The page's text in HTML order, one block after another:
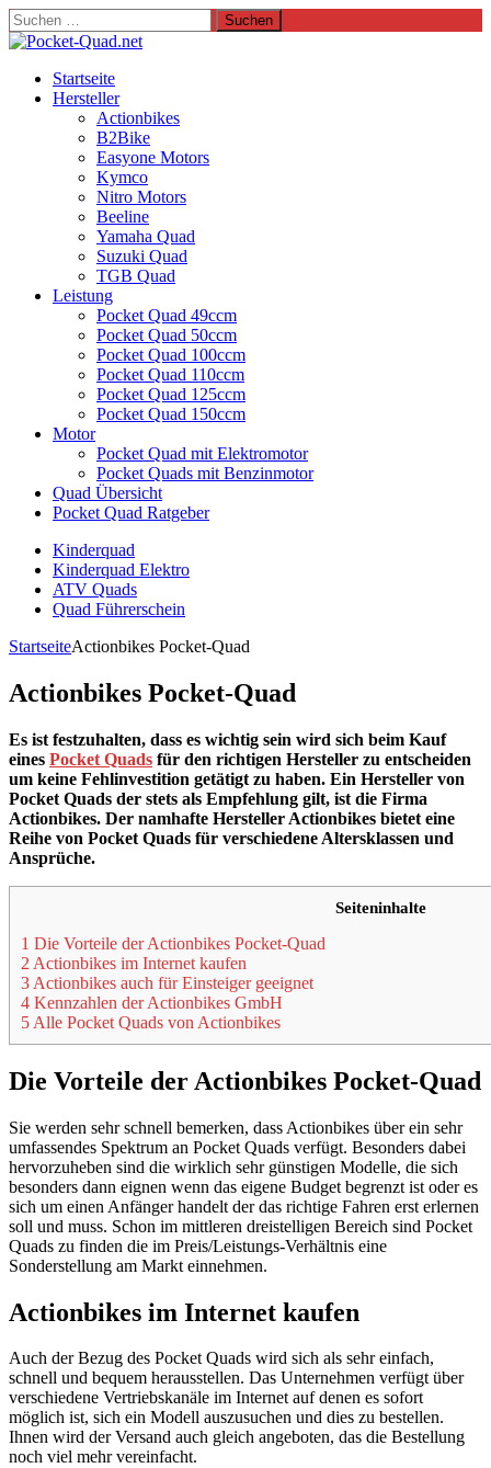
Suchen
nach:
Startseite
Hersteller
Actionbikes
B2Bike
Easyone Motors
Kymco
Nitro Motors
Beeline
Yamaha Quad
Suzuki Quad
TGB Quad
Leistung
Pocket Quad 49ccm
Pocket Quad 50ccm
Pocket Quad 100ccm
Pocket Quad 110ccm
Pocket Quad 125ccm
Pocket Quad 150ccm
Motor
Pocket Quad mit Elektromotor
Pocket Quads mit Benzinmotor
Quad Übersicht
Pocket Quad Ratgeber
Kinderquad
Kinderquad Elektro
ATV Quads
Quad Führerschein
StartseiteActionbikes Pocket-Quad
Actionbikes Pocket-Quad
Es ist festzuhalten, dass es wichtig sein wird sich beim Kauf
eines Pocket Quads für den richtigen Hersteller zu entscheiden
um keine Fehlinvestition getätigt zu haben. Ein Hersteller von
Pocket Quads der stets als Empfehlung gilt, ist die Firma
Actionbikes. Der namhafte Hersteller Actionbikes bietet eine
Reihe von Pocket Quads für verschiedene Altersklassen und
Ansprüche.
Seiteninhalte
1 Die Vorteile der Actionbikes Pocket-Quad
2 Actionbikes im Internet kaufen
3 Actionbikes auch für Einsteiger geeignet
4 Kennzahlen der Actionbikes GmbH
5 Alle Pocket Quads von Actionbikes
Die Vorteile der Actionbikes Pocket-Quad
Sie werden sehr schnell bemerken, dass Actionbikes über ein sehr
umfassendes Spektrum an Pocket Quads verfügt. Besonders dabei
hervorzuheben sind die wirklich sehr günstigen Modelle, die sich
besonders dann eignen wenn das eigene Budget begrenzt ist oder es
sich um einen Anfänger handelt der das richtige Fahren erst erlernen
soll und muss. Schon im mittleren dreistelligen Bereich sind Pocket
Quads zu finden die im Preis/Leistungs-Verhältnis eine
Sonderstellung am Markt einnehmen.
Actionbikes im Internet kaufen
Auch der Bezug des Pocket Quads wird sich als sehr einfach,
schnell und bequem herausstellen. Das Unternehmen verfügt über
verschiedene Vertriebskanäle im Internet auf denen es sofort
möglich ist, sich ein Modell auszusuchen und dies zu bestellen.
Ihnen wird der Versand auch gleich angeboten, das die Bestellung
noch viel mehr vereinfacht.